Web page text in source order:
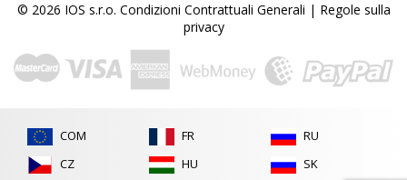
© 2026 IOS s.r.o. Condizioni Contrattuali Generali | Regole sulla
privacy
COM
CZ
FR
HU
RU
SK